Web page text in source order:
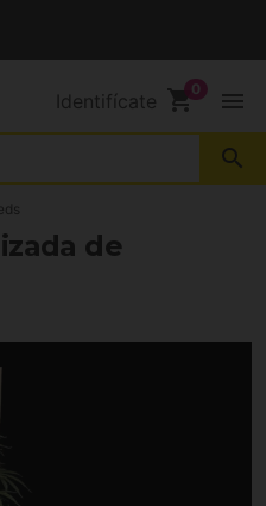
Identifícate shopping_cart menu
search
de